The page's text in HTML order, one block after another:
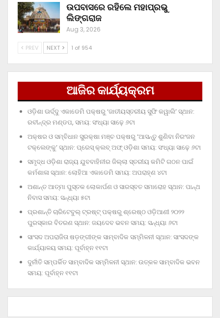
ଉପବାସରେ ରହିଲେ ମହାପ୍ରଭୁ
ଲିଙ୍ଗରାଜ
Aug 3, 2026
PREV NEXT 1 of 954
ଆଜିର କାର୍ଯ୍ୟକ୍ରମ
ଓଡ଼ିଶା ଊର୍ଦ୍ଦୁ ଏକାଡେମି ପକ୍ଷରୁ ‘ଜାତୀୟସ୍ତରୀୟ ସୁଫି କୱାଲି’ ସ୍ଥାନ:
ରବୀନ୍ଦ୍ର ମଣ୍ଡପ, ସମୟ: ସଂଧ୍ୟା ସାଢ଼େ ୬ଟା
ଅକ୍ଷର ଓ ସମ୍ବିଧାନ ସୁରକ୍ଷା ମଞ୍ଚ ପକ୍ଷରୁ ‘ଆସନ୍ତୁ ଶୁଣିବା ନିରଂଜନ
ଟକ୍‌ଲେଙ୍କୁ’ ସ୍ଥାନ: ପ୍ରେସ୍‌ କ୍ଲବ୍‌ ଅଫ୍‌ ଓଡ଼ିଶା ସମୟ: ସଂଧ୍ୟା ସାଢ଼େ ୬ଟା
ସମୃଦ୍ଧ ଓଡ଼ିଶା ରାଜ୍ୟ ଯୁବବାହିନୀର ଜିଲ୍ଲା ସ୍ତରୀୟ କମିଟି ଗଠନ ପାଇଁ
କର୍ମଶାଳା ସ୍ଥାନ: ଲୋହିଆ ଏକାଡେମି ସମୟ: ଅପରାହ୍‌ଣ ୪ଟା
ଅଶାନ୍ତ ଆତ୍ମା ପୁସ୍ତକ ଲୋକାର୍ପଣ ଓ ସାରସ୍ବତ ସମାରୋହ ସ୍ଥାନ: ପାନ୍ଥ
ନିବାସ ସମୟ: ସନ୍ଧ୍ୟା ୫ଟା
ପ୍ରଶାନ୍ତି ଚାରିଟେବୁଲ୍‌ ଟ୍ରଷ୍ଟ୍‌ ପକ୍ଷରୁ ଶ୍ରେଷ୍ଠ ଓଡ଼ିଆଣୀ ୨୦୨୨
ପୁରସ୍କାର ବିତରଣ ସ୍ଥାନ: ଜୟଦେବ ଭବନ ସମୟ: ସନ୍ଧ୍ୟା ୬ଟା
ସାଂସଦ ଅପରାଜିତା ଷଡ଼ଙ୍ଗୀଙ୍କ ସାମ୍ବାଦିକ ସମ୍ମିଳନୀ ସ୍ଥାନ: ସାଂସଦଙ୍କ
କାର୍ଯ୍ୟାଳୟ ସମୟ: ପୂର୍ବାହ୍ନ ୧୧ଟା
ଦୁର୍ନୀତି ସମ୍ପର୍କିତ ସାମ୍ବାଦିକ ସମ୍ମିଳନୀ ସ୍ଥାନ: ଉତ୍କଳ ସାମ୍ବାଦିକ ଭବନ
ସମୟ: ପୂର୍ବାହ୍ନ ୧୧ଟା